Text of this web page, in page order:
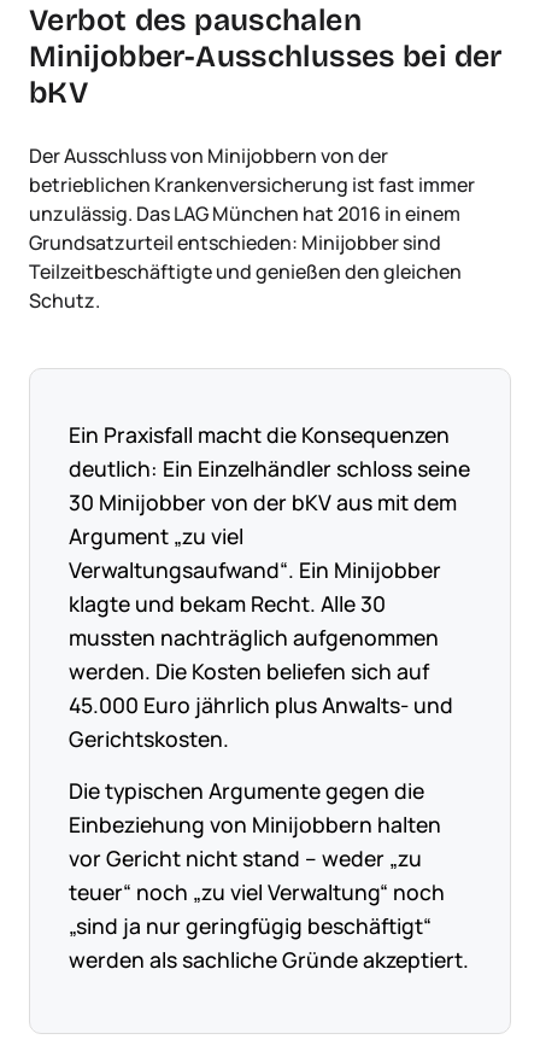
Verbot des pauschalen
Minijobber-Ausschlusses bei der
bKV
Der Ausschluss von Minijobbern von der
betrieblichen Krankenversicherung ist fast immer
unzulässig. Das LAG München hat 2016 in einem
Grundsatzurteil entschieden: Minijobber sind
Teilzeitbeschäftigte und genießen den gleichen
Schutz.
Ein Praxisfall macht die Konsequenzen
deutlich: Ein Einzelhändler schloss seine
30 Minijobber von der bKV aus mit dem
Argument „zu viel
Verwaltungsaufwand“. Ein Minijobber
klagte und bekam Recht. Alle 30
mussten nachträglich aufgenommen
werden. Die Kosten beliefen sich auf
45.000 Euro jährlich plus Anwalts- und
Gerichtskosten.
Die typischen Argumente gegen die
Einbeziehung von Minijobbern halten
vor Gericht nicht stand – weder „zu
teuer“ noch „zu viel Verwaltung“ noch
„sind ja nur geringfügig beschäftigt“
werden als sachliche Gründe akzeptiert.